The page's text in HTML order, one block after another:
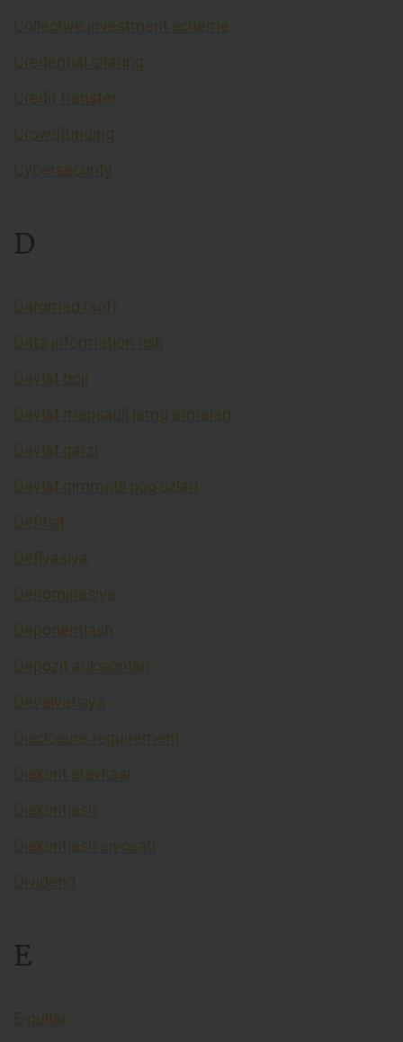
Collective investment scheme
Credential sharing
Credit transfer
Crowdfunding
Cybersecurity
D
Daromad (sof)
Data information risk
Davlat boji
Davlat maqsadli jamg’armalari
Davlat qarzi
Davlat qimmatli qog’ozlari
Defitsit
Deflyasiya
Denominasiya
Deponentlash
Depozit auksionlari
Devalvatsiya
Disclosure requirement
Diskont stavkasi
Diskontlash
Diskontlash siyosati
Dividend
E
E-pullar